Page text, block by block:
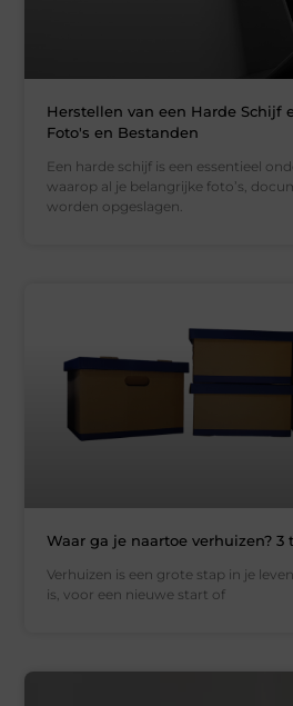
Herstellen van een Harde Schijf
Foto's en Bestanden
Een harde schijf is een essentieel
waarop al je belangrijke foto’s,
worden opgeslagen.
Waar ga je naartoe verhuizen? 3
Verhuizen is een grote stap in je
is, voor een nieuwe start of